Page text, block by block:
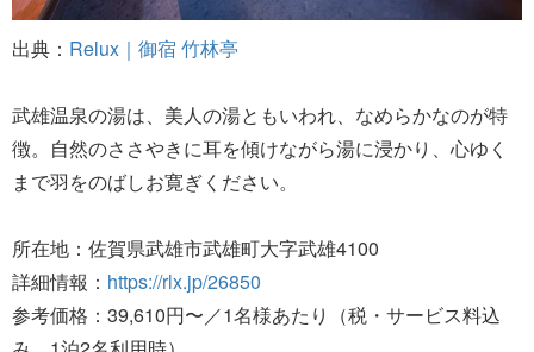
出典： Relux｜御宿 竹林亭
武雄温泉の湯は、美人の湯ともいわれ、なめらかなのが特
徴。自然のささやきに耳を傾けながら湯に浸かり、心ゆく
まで羽をのばしお寛ぎください。
所在地：佐賀県武雄市武雄町大字武雄4100
詳細情報： https://rlx.jp/26850
参考価格：39,610円〜／1名様あたり（税・サービス料込